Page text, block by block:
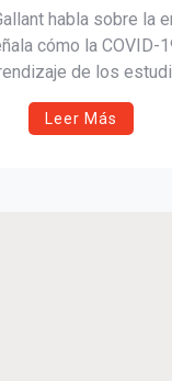
habla sobre la
cómo la COVID-
de los
aumento en los
ellos. De igual
Leer Más